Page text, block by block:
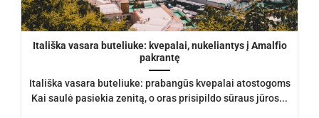
Itališka vasara buteliuke: kvepalai, nukeliantys į Amalfio
pakrantę
Itališka vasara buteliuke: prabangūs kvepalai atostogoms
Kai saulė pasiekia zenitą, o oras prisipildo sūraus jūros...